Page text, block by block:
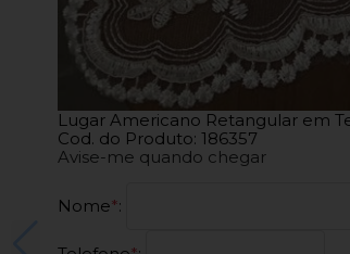
Lugar Americano Retangular em
Cod. do Produto: 186357
Avise-me quando chegar
Nome*: